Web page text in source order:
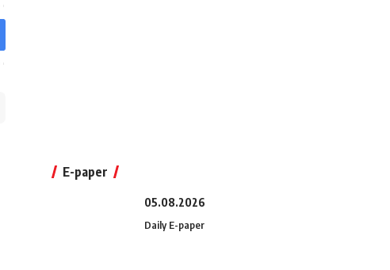
E-paper
05.08.2026
Daily E-paper